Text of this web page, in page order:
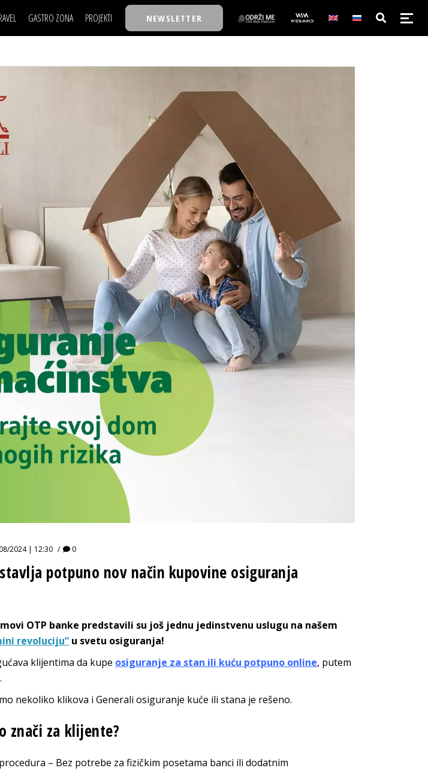
GASTRO ZONA PROJEKTI
BIZLIFE WEEK
IZJAVA GODINE
NEWSLETTER
NAJKOLEGA
30 ISPOD 30
IZJAVA GODINE
2024 | 12:30 0
potpuno nov način kupovine osiguranja
OTP banke predstavili su još jednu jedinstvenu uslugu na našem
revoluciju“ u svetu osiguranja!
klijentima da kupe osiguranje za stan ili kuću potpuno online, putem
nekoliko klikova i Generali osiguranje kuće ili stana je rešeno.
znači za klijente?
– Bez potrebe za fizičkim posetama banci ili dodatnim